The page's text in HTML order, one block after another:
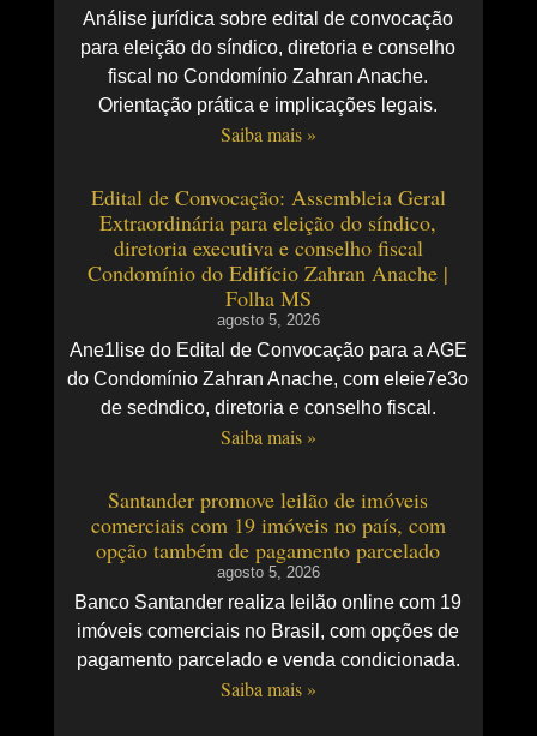
Análise jurídica sobre edital de convocação
para eleição do síndico, diretoria e conselho
fiscal no Condomínio Zahran Anache.
Orientação prática e implicações legais.
Saiba mais »
Edital de Convocação: Assembleia Geral
Extraordinária para eleição do síndico,
diretoria executiva e conselho fiscal
Condomínio do Edifício Zahran Anache |
Folha MS
agosto 5, 2026
Ane1lise do Edital de Convocação para a AGE
do Condomínio Zahran Anache, com eleie7e3o
de sedndico, diretoria e conselho fiscal.
Saiba mais »
Santander promove leilão de imóveis
comerciais com 19 imóveis no país, com
opção também de pagamento parcelado
agosto 5, 2026
Banco Santander realiza leilão online com 19
imóveis comerciais no Brasil, com opções de
pagamento parcelado e venda condicionada.
Saiba mais »